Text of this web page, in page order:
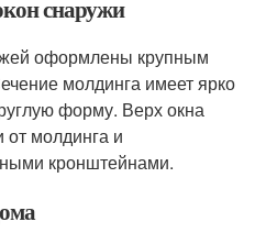
снаружи
оформлены крупным
молдинга имеет ярко
форму. Верх окна
от молдинга и
кронштейнами.